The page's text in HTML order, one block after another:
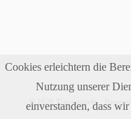
© 2026 Travemünde·
Cookies erleichtern die
Nutzung unserer
einverstanden, dass